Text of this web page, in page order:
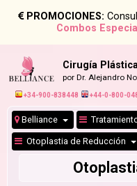
PROMOCIONES:
Combos
Cirugía
por Dr. Alejandro
+34-900-838448 +44-0-800-
Belliance
Otoplastia de Reducción